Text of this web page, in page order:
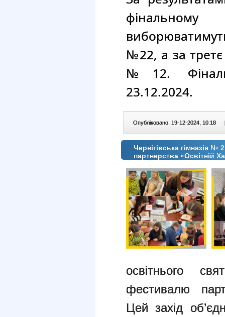
№22, а за третє
№12.
23.12.2024.
Опубліковано: 19-12-2024, 10:18 |
Чернігівська гімназія
партнерства «Освітній
освітнього
фестивалю
Цей захід